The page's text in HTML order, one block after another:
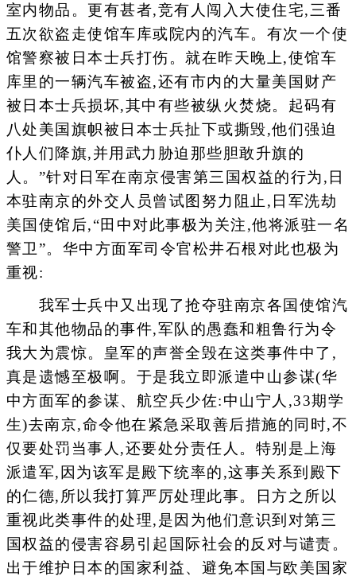
室内物品。更有甚者,竞有人闯入大使住宅,三番
五次欲盗走使馆车库或院内的汽车。有次一个使
馆警察被日本士兵打伤。就在昨天晚上,使馆车
库里的一辆汽车被盗,还有市内的大量美国财产
被日本士兵损坏,其中有些被纵火焚烧。起码有
八处美国旗帜被日本士兵扯下或撕毁,他们强迫
仆人们降旗,并用武力胁迫那些胆敢升旗的
人。”针对日军在南京侵害第三国权益的行为,日
本驻南京的外交人员曾试图努力阻止,日军洗劫
美国使馆后,“田中对此事极为关注,他将派驻一名
警卫”。华中方面军司令官松井石根对此也极为
重视:
我军士兵中又出现了抢夺驻南京各国使馆汽
车和其他物品的事件,军队的愚蠢和粗鲁行为令
我大为震惊。皇军的声誉全毁在这类事件中了,
真是遗憾至极啊。于是我立即派遣中山参谋(华
中方面军的参谋、航空兵少佐:中山宁人,33期学
生)去南京,命令他在紧急采取善后措施的同时,不
仅要处罚当事人,还要处分责任人。特别是上海
派遣军,因为该军是殿下统率的,这事关系到殿下
的仁德,所以我打算严厉处理此事。日方之所以
重视此类事件的处理,是因为他们意识到对第三
国权益的侵害容易引起国际社会的反对与谴责。
出于维护日本的国家利益、避免本国与欧美国家